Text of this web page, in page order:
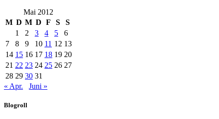
Mai 2012
M D M D F S
S
1
2 3 4 5
6
7
8 9 10 11 12 13
14 15 16 17 18 19 20
21 22 23 24 25 26 27
28 29 30 31
« Apr.
Juni »
Blogroll